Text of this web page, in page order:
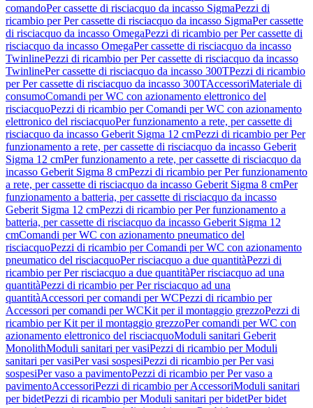
comandoPer cassette di risciacquo da incasso SigmaPezzi di
ricambio per Per cassette di risciacquo da incasso SigmaPer cassette
di risciacquo da incasso OmegaPezzi di ricambio per Per cassette di
risciacquo da incasso OmegaPer cassette di risciacquo da incasso
TwinlinePezzi di ricambio per Per cassette di risciacquo da incasso
TwinlinePer cassette di risciacquo da incasso 300TPezzi di ricambio
per Per cassette di risciacquo da incasso 300TAccessoriMateriale di
consumoComandi per WC con azionamento elettronico del
risciacquoPezzi di ricambio per Comandi per WC con azionamento
elettronico del risciacquoPer funzionamento a rete, per cassette di
risciacquo da incasso Geberit Sigma 12 cmPezzi di ricambio per Per
funzionamento a rete, per cassette di risciacquo da incasso Geberit
Sigma 12 cmPer funzionamento a rete, per cassette di risciacquo da
incasso Geberit Sigma 8 cmPezzi di ricambio per Per funzionamento
a rete, per cassette di risciacquo da incasso Geberit Sigma 8 cmPer
funzionamento a batteria, per cassette di risciacquo da incasso
Geberit Sigma 12 cmPezzi di ricambio per Per funzionamento a
batteria, per cassette di risciacquo da incasso Geberit Sigma 12
cmComandi per WC con azionamento pneumatico del
risciacquoPezzi di ricambio per Comandi per WC con azionamento
pneumatico del risciacquoPer risciacquo a due quantitàPezzi di
ricambio per Per risciacquo a due quantitàPer risciacquo ad una
quantitàPezzi di ricambio per Per risciacquo ad una
quantitàAccessori per comandi per WCPezzi di ricambio per
Accessori per comandi per WCKit per il montaggio grezzoPezzi di
ricambio per Kit per il montaggio grezzoPer comandi per WC con
azionamento elettronico del risciacquoModuli sanitari Geberit
MonolithModuli sanitari per vasiPezzi di ricambio per Moduli
sanitari per vasiPer vasi sospesiPezzi di ricambio per Per vasi
sospesiPer vaso a pavimentoPezzi di ricambio per Per vaso a
pavimentoAccessoriPezzi di ricambio per AccessoriModuli sanitari
per bidetPezzi di ricambio per Moduli sanitari per bidetPer bidet